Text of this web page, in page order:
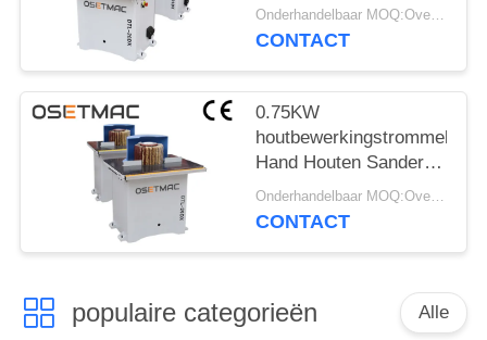
Onderhandelbaar MOQ:Overeen te komen
CONTACT
0.75KW
houtbewerkingstrommel
Hand Houten Sander
For Furniture Stripping Onderhandelbaar MOQ:Overeen te komen
CONTACT
populaire categorieën Alle